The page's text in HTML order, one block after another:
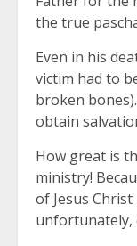
the true
Even in his
victim had to
broken
obtain
How great is
ministry!
of Jesus Christ
unfortunately,